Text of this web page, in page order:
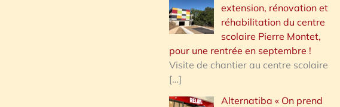
extension, rénovation et
réhabilitation du centre
scolaire Pierre Montet,
pour une rentrée en septembre !
Visite de chantier au centre scolaire
[…]
Alternatiba « On prend